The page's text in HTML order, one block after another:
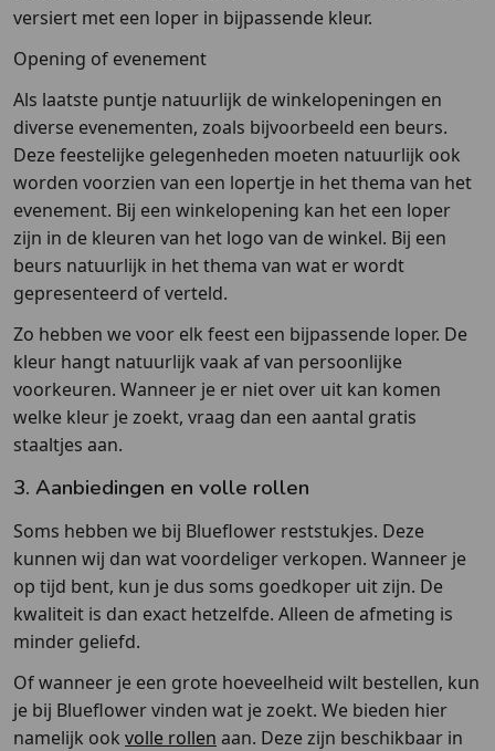
versiert met een loper in bijpassende kleur.
Opening of evenement
Als laatste puntje natuurlijk de winkelopeningen en
diverse evenementen, zoals bijvoorbeeld een beurs.
Deze feestelijke gelegenheden moeten natuurlijk ook
worden voorzien van een lopertje in het thema van het
evenement. Bij een winkelopening kan het een loper
zijn in de kleuren van het logo van de winkel. Bij een
beurs natuurlijk in het thema van wat er wordt
gepresenteerd of verteld.
Zo hebben we voor elk feest een bijpassende loper. De
kleur hangt natuurlijk vaak af van persoonlijke
voorkeuren. Wanneer je er niet over uit kan komen
welke kleur je zoekt, vraag dan een aantal gratis
staaltjes aan.
3. Aanbiedingen en volle rollen
Soms hebben we bij Blueflower reststukjes. Deze
kunnen wij dan wat voordeliger verkopen. Wanneer je
op tijd bent, kun je dus soms goedkoper uit zijn. De
kwaliteit is dan exact hetzelfde. Alleen de afmeting is
minder geliefd.
Of wanneer je een grote hoeveelheid wilt bestellen, kun
je bij Blueflower vinden wat je zoekt. We bieden hier
namelijk ook volle rollen aan. Deze zijn beschikbaar in